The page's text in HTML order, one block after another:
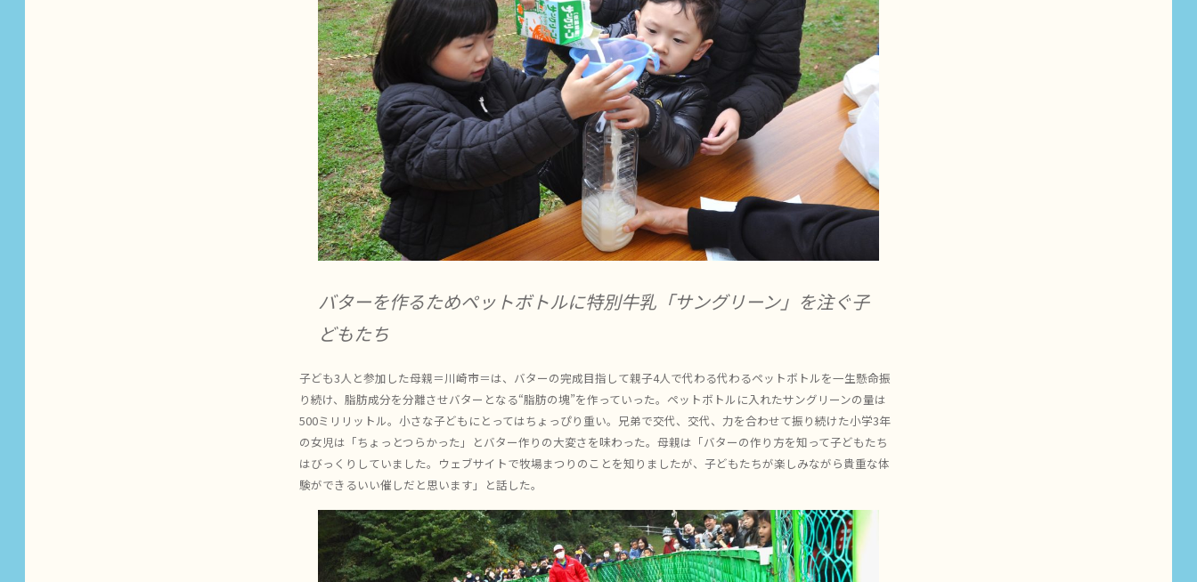
バターを作るためペットボトルに特別牛乳「サングリーン」を注ぐ子
どもたち
子ども3人と参加した母親＝川崎市＝は、バターの完成目指して親子4人で代わる代わるペットボトルを一生懸命振
り続け、脂肪成分を分離させバターとなる“脂肪の塊”を作っていった。ペットボトルに入れたサングリーンの量は
500ミリリットル。小さな子どもにとってはちょっぴり重い。兄弟で交代、交代、力を合わせて振り続けた小学3年
の女児は「ちょっとつらかった」とバター作りの大変さを味わった。母親は「バターの作り方を知って子どもたち
はびっくりしていました。ウェブサイトで牧場まつりのことを知りましたが、子どもたちが楽しみながら貴重な体
験ができるいい催しだと思います」と話した。